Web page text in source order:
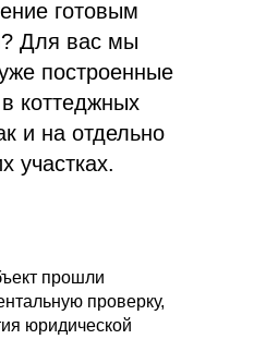
готовым
Для вас мы
построенные
коттеджных
и на отдельно
участках.
прошли
проверку,
юридической